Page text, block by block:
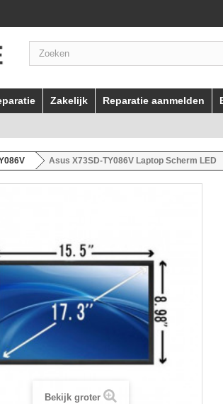
Zakelijk Reparatie aanmelden
Asus X73SD-TY086V Laptop Scherm LED
Bekijk groter